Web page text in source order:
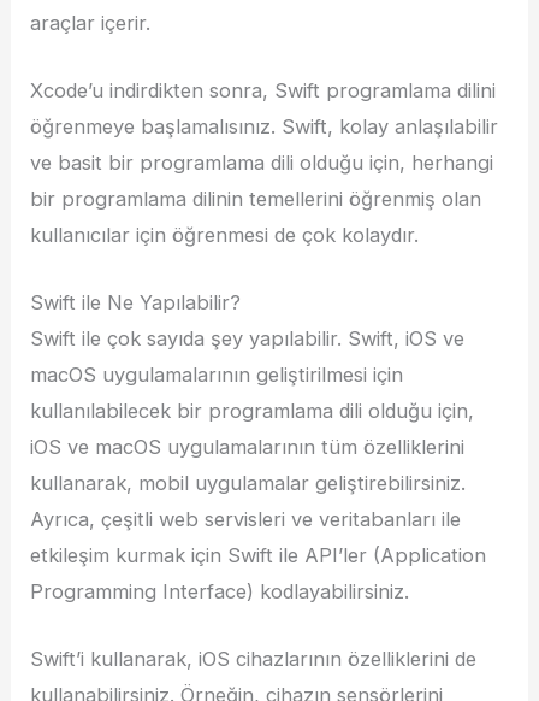
araçlar içerir.
Xcode’u indirdikten sonra, Swift programlama dilini
öğrenmeye başlamalısınız. Swift, kolay anlaşılabilir
ve basit bir programlama dili olduğu için, herhangi
bir programlama dilinin temellerini öğrenmiş olan
kullanıcılar için öğrenmesi de çok kolaydır.
Swift ile Ne Yapılabilir?
Swift ile çok sayıda şey yapılabilir. Swift, iOS ve
macOS uygulamalarının geliştirilmesi için
kullanılabilecek bir programlama dili olduğu için,
iOS ve macOS uygulamalarının tüm özelliklerini
kullanarak, mobil uygulamalar geliştirebilirsiniz.
Ayrıca, çeşitli web servisleri ve veritabanları ile
etkileşim kurmak için Swift ile API’ler (Application
Programming Interface) kodlayabilirsiniz.
Swift’i kullanarak, iOS cihazlarının özelliklerini de
kullanabilirsiniz. Örneğin, cihazın sensörlerini